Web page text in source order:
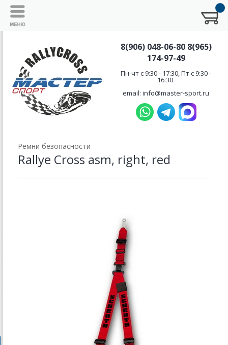
8(906) 048-06-80 8(965)
174-97-49
Пн-чт с 9:30 - 17:30, Пт с 9:30 -
16:30
email: info@master-sport.ru
Ремни безопасности
Rallye Cross asm, right, red